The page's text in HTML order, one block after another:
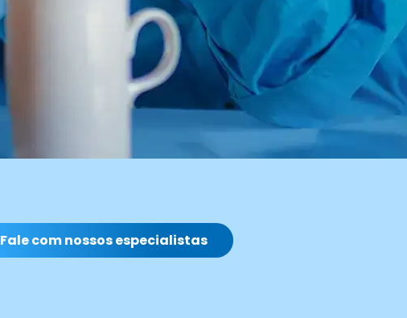
Fale com nossos especialistas